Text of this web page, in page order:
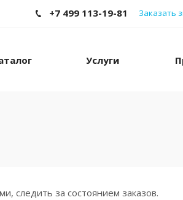
+7 499 113-19-81 Заказать
Услуги
следить за состоянием заказов.